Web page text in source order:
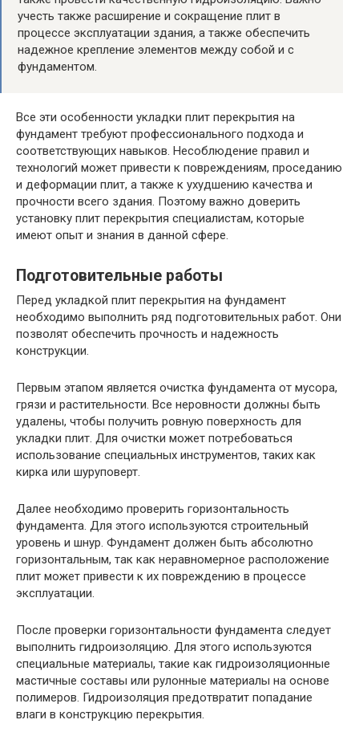
учесть также расширение и сокращение плит в
процессе эксплуатации здания, а также обеспечить
надежное крепление элементов между собой и с
фундаментом.
Все эти особенности укладки плит перекрытия на
фундамент требуют профессионального подхода и
соответствующих навыков. Несоблюдение правил и
технологий может привести к повреждениям, проседанию
и деформации плит, а также к ухудшению качества и
прочности всего здания. Поэтому важно доверить
установку плит перекрытия специалистам, которые
имеют опыт и знания в данной сфере.
Подготовительные работы
Перед укладкой плит перекрытия на фундамент
необходимо выполнить ряд подготовительных работ. Они
позволят обеспечить прочность и надежность
конструкции.
Первым этапом является очистка фундамента от мусора,
грязи и растительности. Все неровности должны быть
удалены, чтобы получить ровную поверхность для
укладки плит. Для очистки может потребоваться
использование специальных инструментов, таких как
кирка или шуруповерт.
Далее необходимо проверить горизонтальность
фундамента. Для этого используются строительный
уровень и шнур. Фундамент должен быть абсолютно
горизонтальным, так как неравномерное расположение
плит может привести к их повреждению в процессе
эксплуатации.
После проверки горизонтальности фундамента следует
выполнить гидроизоляцию. Для этого используются
специальные материалы, такие как гидроизоляционные
мастичные составы или рулонные материалы на основе
полимеров. Гидроизоляция предотвратит попадание
влаги в конструкцию перекрытия.